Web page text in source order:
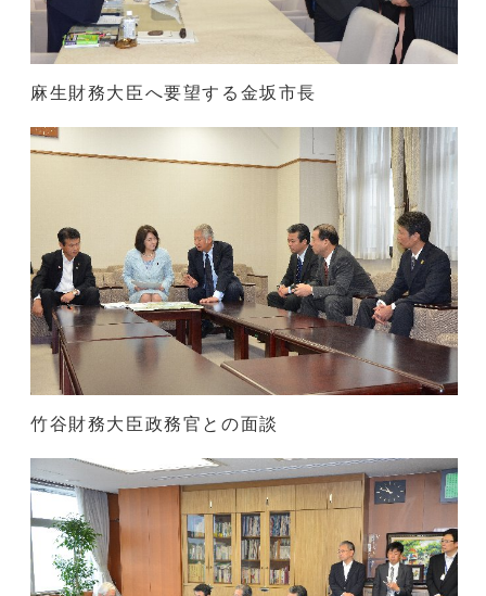
麻生財務大臣へ要望する金坂市長
竹谷財務大臣政務官との面談